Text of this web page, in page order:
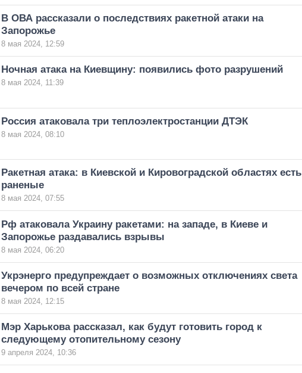
В ОВА рассказали о последствиях ракетной атаки на
Запорожье
8 мая 2024, 12:59
Ночная атака на Киевщину: появились фото разрушений
8 мая 2024, 11:39
Россия атаковала три теплоэлектростанции ДТЭК
8 мая 2024, 08:10
Ракетная атака: в Киевской и Кировоградской областях есть
раненые
8 мая 2024, 07:55
Рф атаковала Украину ракетами: на западе, в Киеве и
Запорожье раздавались взрывы
8 мая 2024, 06:20
Укрэнерго предупреждает о возможных отключениях света
вечером по всей стране
8 мая 2024, 12:15
Мэр Харькова рассказал, как будут готовить город к
следующему отопительному сезону
9 апреля 2024, 10:36